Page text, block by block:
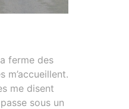
ferme des
m’accueillent.
me disent
sous un